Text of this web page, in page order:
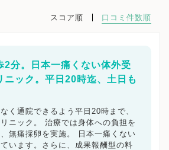
スコア順 口コミ件数順
2分。日本一痛くない体外受
ニック。平日20時迄、土日も
く通院できるよう平日20時まで、
ニック。 治療では身体への負担を
無痛採卵を実施。 日本一痛くない
います。さらに、成果報酬型の料